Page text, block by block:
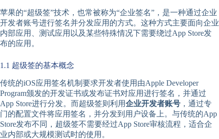
苹果的“超级签”技术，也常被称为“企业签名”，是一种通过企业
开发者账号进行签名并分发应用的方式。这种方式主要面向企业
内部应用、测试应用以及某些特殊情况下需要绕过App Store发
布的应用。
1.1 超级签的基本概念
传统的iOS应用签名机制要求开发者使用由Apple Developer
Program颁发的开发证书或发布证书对应用进行签名，并通过
App Store进行分发。而超级签则利用企业开发者账号 ，通过专
门的配置文件将应用签名，并分发到用户设备上。与传统的App
Store发布不同，超级签不需要经过App Store审核流程，适合企
业内部或大规模测试时的使用。